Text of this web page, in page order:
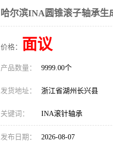
哈尔滨INA圆锥滚子轴承生
价格： 面议
产品数量： 9999.00个
发货地址： 浙江省湖州长兴县
关键词： INA滚针轴承
发布日期： 2026-08-07